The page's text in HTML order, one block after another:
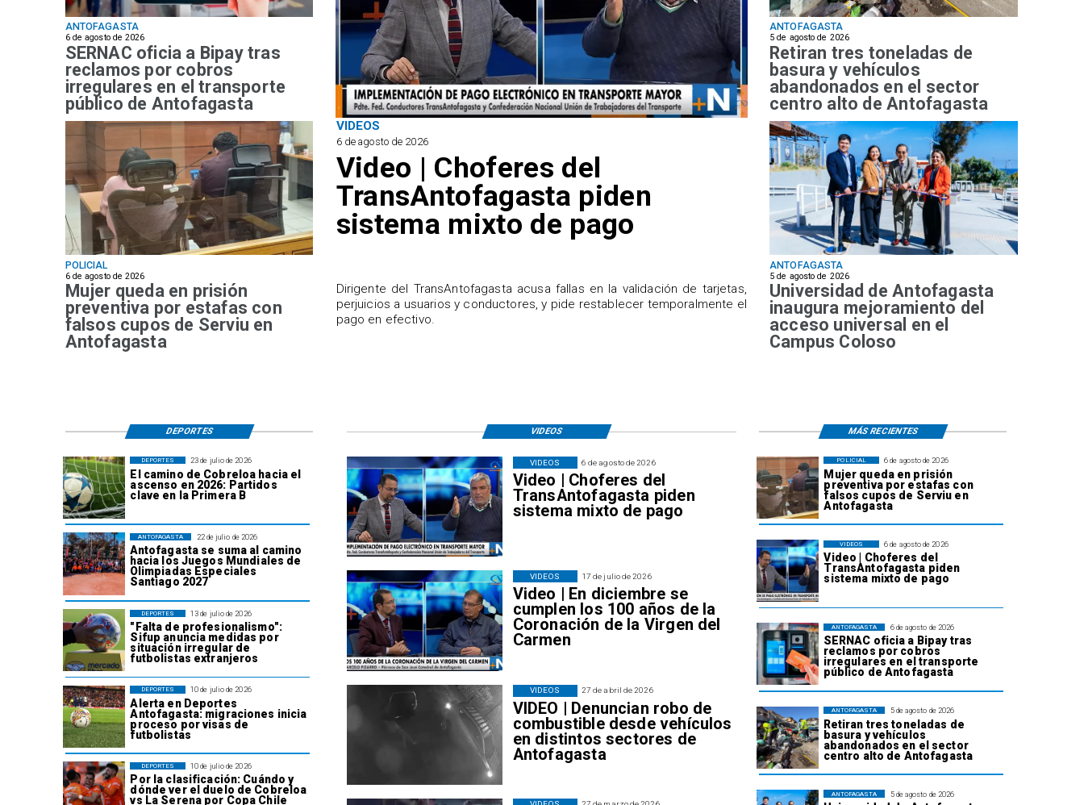
ANTOFAGASTA
6 de agosto de 2026
SERNAC oficia a Bipay tras
reclamos por cobros
irregulares en el transporte
público de Antofagasta
VIDEOS
6 de agosto de 2026
Video | Choferes del
TransAntofagasta piden
sistema mixto de pago
​Dirigente del TransAntofagasta acusa fallas en la validación de tarjetas,
perjuicios a usuarios y conductores, y pide restablecer temporalmente el
pago en efectivo.
POLICIAL
6 de agosto de 2026
Mujer queda en prisión
preventiva por estafas con
falsos cupos de Serviu en
Antofagasta
ANTOFAGASTA
5 de agosto de 2026
Retiran tres toneladas de
basura y vehículos
abandonados en el sector
centro alto de Antofagasta
ANTOFAGASTA
5 de agosto de 2026
Universidad de Antofagasta
inaugura mejoramiento del
acceso universal en el
Campus Coloso
6 de agosto de 2026
Mujer queda en prisión
preventiva por estafas con
falsos cupos de Serviu en
Antofagasta
POLICIAL
6 de agosto de 2026
Video | Choferes del
TransAntofagasta piden
sistema mixto de pago
VIDEOS
6 de agosto de 2026
SERNAC oficia a Bipay tras
reclamos por cobros
irregulares en el transporte
público de Antofagasta
ANTOFAGASTA
5 de agosto de 2026
Retiran tres toneladas de
basura y vehículos
abandonados en el sector
centro alto de Antofagasta
ANTOFAGASTA
5 de agosto de 2026
ANTOFAGASTA
23 de julio de 2026
El camino de Cobreloa hacia el
ascenso en 2026: Partidos
clave en la Primera B
DEPORTES
22 de julio de 2026
Antofagasta se suma al camino
hacia los Juegos Mundiales de
Olimpiadas Especiales
Santiago 2027
ANTOFAGASTA
13 de julio de 2026
"Falta de profesionalismo":
Sifup anuncia medidas por
situación irregular de
futbolistas extranjeros
DEPORTES
10 de julio de 2026
Alerta en Deportes
Antofagasta: migraciones inicia
proceso por visas de
futbolistas
DEPORTES
10 de julio de 2026
Por la clasificación: Cuándo y
dónde ver el duelo de Cobreloa
vs La Serena por Copa Chile
DEPORTES
6 de agosto de 2026
Video | Choferes del
TransAntofagasta piden
sistema mixto de pago
VIDEOS
17 de julio de 2026
Video | En diciembre se
cumplen los 100 años de la
Coronación de la Virgen del
Carmen
VIDEOS
27 de abril de 2026
VIDEO | Denuncian robo de
combustible desde vehículos
en distintos sectores de
Antofagasta
VIDEOS
VIDEOS
DEPORTES MÁS RECIENTES